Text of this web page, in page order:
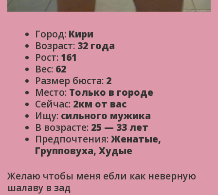
Город: Кири
Возраст: 32 года
Рост: 161
Вес: 62
Размер бюста: 2
Место: Только в городе
Сейчас: 2км от вас
Ищу: сильного мужика
В возрасте: 25 — 33 лет
Предпочтения:Женатые,
Групповуха, Худые
Желаю чтобы меня ебли как неверную
шалаву в зад